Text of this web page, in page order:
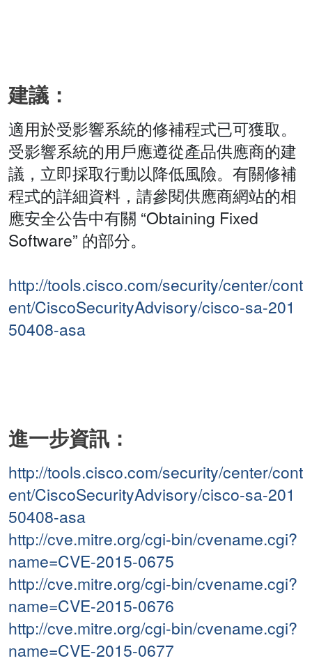
建議：
適用於受影響系統的修補程式已可獲取。
受影響系統的用戶應遵從產品供應商的建
議，立即採取行動以降低風險。有關修補
程式的詳細資料，請參閱供應商網站的相
應安全公告中有關 “Obtaining Fixed
Software” 的部分。
http://tools.cisco.com/security/center/cont
ent/CiscoSecurityAdvisory/cisco-sa-201
50408-asa
進一步資訊：
http://tools.cisco.com/security/center/cont
ent/CiscoSecurityAdvisory/cisco-sa-201
50408-asa
http://cve.mitre.org/cgi-bin/cvename.cgi?
name=CVE-2015-0675
http://cve.mitre.org/cgi-bin/cvename.cgi?
name=CVE-2015-0676
http://cve.mitre.org/cgi-bin/cvename.cgi?
name=CVE-2015-0677